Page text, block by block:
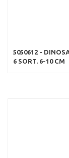
5050612 -
6 SORT. 6-10 CM